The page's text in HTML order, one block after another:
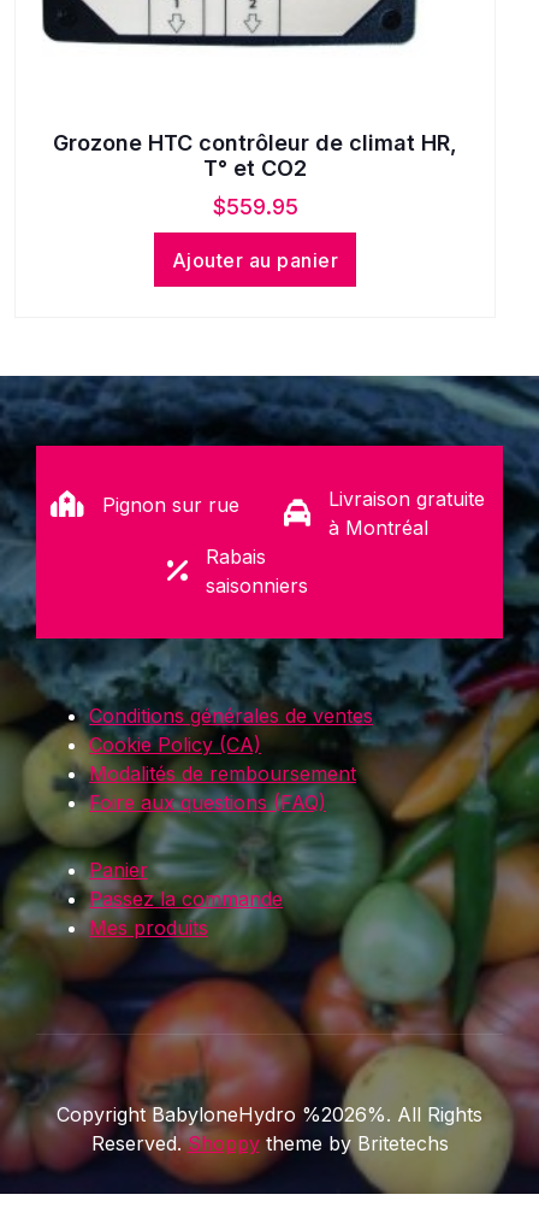
Grozone HTC contrôleur de climat HR,
T° et CO2
$559.95
Ajouter au panier
Pignon sur rue
Livraison gratuite
à Montréal
Rabais
saisonniers
Conditions générales de ventes
Cookie Policy (CA)
Modalités de remboursement
Foire aux questions (FAQ)
Panier
Passez la commande
Mes produits
Copyright BabyloneHydro %2026%. All Rights
Reserved.Shoppytheme by Britetechs